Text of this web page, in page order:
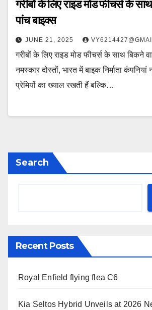
गरीबों के लिए राइड मोड फीचर्स के
पांच बाइक्स
JUNE 21, 2025
गरीबों के लिए राइड मोड फीचर्स के साथ बिकने
नमस्कार दोस्तों, भारत में बाइक निर्माता
प्रेमियों का ख्याल रखती हैं बल्कि…
Search
Recent Posts
Royal Enfield flying flea C6
Kia Seltos Hybrid Unveils at 2026